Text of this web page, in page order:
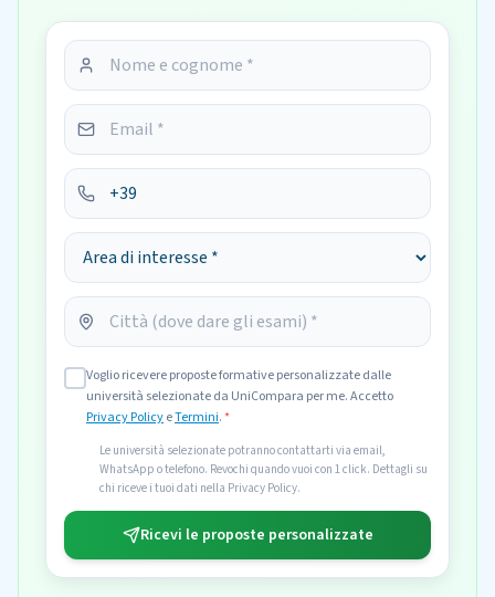
Voglio ricevere proposte formative personalizzate dalle
università selezionate da UniCompara per me. Accetto
Privacy PolicyeTermini.*
Le università selezionate potranno contattarti via email,
WhatsApp o telefono. Revochi quando vuoi con 1 click. Dettagli su
chi riceve i tuoi dati nella Privacy Policy.
Ricevi le proposte personalizzate